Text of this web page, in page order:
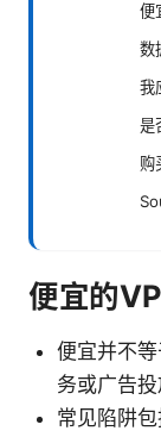
便
数
我
是
购
便宜的
便宜并不
务或广告
常见陷阱